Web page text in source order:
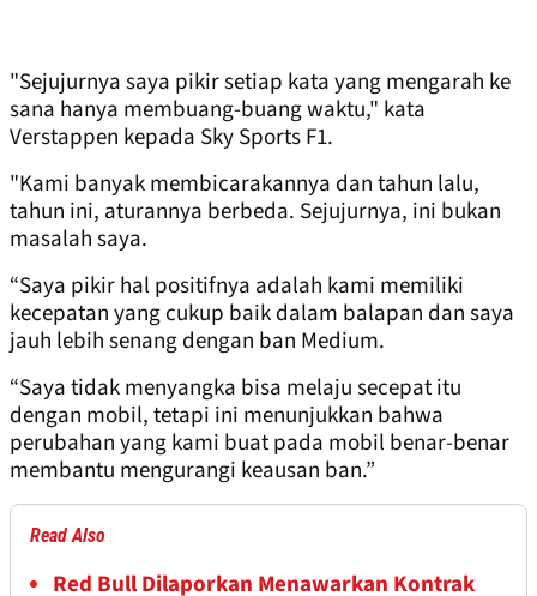
"Sejujurnya saya pikir setiap kata yang mengarah ke
sana hanya membuang-buang waktu," kata
Verstappen kepada Sky Sports F1.
"Kami banyak membicarakannya dan tahun lalu,
tahun ini, aturannya berbeda. Sejujurnya, ini bukan
masalah saya.
“Saya pikir hal positifnya adalah kami memiliki
kecepatan yang cukup baik dalam balapan dan saya
jauh lebih senang dengan ban Medium.
“Saya tidak menyangka bisa melaju secepat itu
dengan mobil, tetapi ini menunjukkan bahwa
perubahan yang kami buat pada mobil benar-benar
membantu mengurangi keausan ban.”
Read Also
Red Bull Dilaporkan Menawarkan Kontrak